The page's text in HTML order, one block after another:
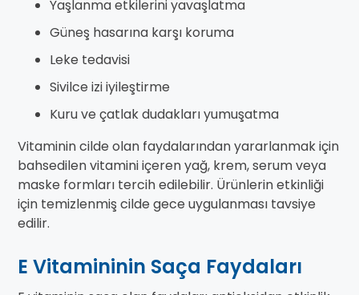
Yaşlanma etkilerini yavaşlatma
Güneş hasarına karşı koruma
Leke tedavisi
Sivilce izi iyileştirme
Kuru ve çatlak dudakları yumuşatma
Vitaminin cilde olan faydalarından yararlanmak için
bahsedilen vitamini içeren yağ, krem, serum veya
maske formları tercih edilebilir. Ürünlerin etkinliği
için temizlenmiş cilde gece uygulanması tavsiye
edilir.
E Vitamininin Saça Faydaları